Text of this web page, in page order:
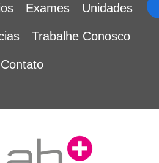
Exames Unidades
Trabalhe Conosco
Contato